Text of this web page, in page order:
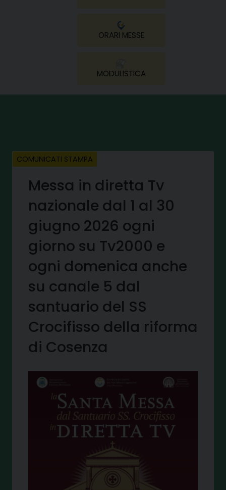
ORARI MESSE
MODULISTICA
COMUNICATI STAMPA
Messa in diretta Tv
nazionale dal 1 al 30
giugno 2026 ogni
giorno su Tv2000 e
ogni domenica anche
su canale 5 dal
santuario del SS
Crocifisso della riforma
di Cosenza